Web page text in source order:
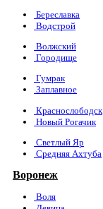
Береславка
Водстрой
Волжский
Городище
Гумрак
Заплавное
Краснослободск
Новый Рогачик
Светлый Яр
Средняя Ахтуба
Воронеж
Воля